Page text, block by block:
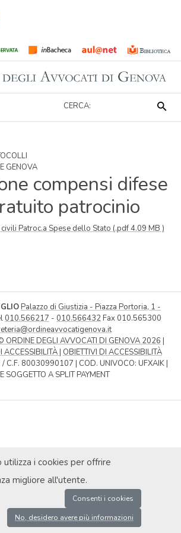
utilizza i cookies per offrire
migliore all'utente.
Consenti i cookies
No, desidero avere più informazioni
CERCA:
GENOVA
compensi difese
patrocinio
Patroc.a Spese dello Stato (.pdf 4.09 MB )
Palazzo di Giustizia - Piazza Portoria, 1 -
010.566217 - 010.566432Fax 010.565300
ORDINE DEGLI AVVOCATI DI GENOVA 2026 |
ACCESSIBILITÀ| OBIETTIVI DI ACCESSIBILITÀ
C.F. 80030990107 | COD. UNIVOCO: UFXAIK |
SOGGETTO A SPLIT PAYMENT